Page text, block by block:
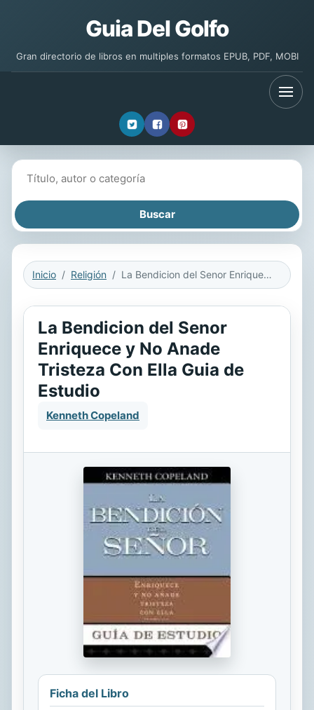
Guia Del Golfo
Gran directorio de libros en multiples formatos EPUB, PDF, MOBI
Inicio Religión La Bendicion del Senor Enriquece y No Anade Tristeza Con Ella Guia de Estudio
La Bendicion del Senor
Enriquece y No Anade
Tristeza Con Ella Guia de
Estudio
Kenneth Copeland
Ficha del Libro